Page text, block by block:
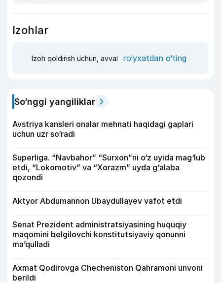
Izohlar
Izoh qoldirish uchun, avval ro‘yxatdan o‘ting
So‘nggi yangiliklar
Avstriya kansleri onalar mehnati haqidagi gaplari
uchun uzr so‘radi
Superliga. “Navbahor” “Surxon”ni o‘z uyida mag‘lub
etdi, “Lokomotiv” va “Xorazm” uyda g‘alaba
qozondi
Aktyor Abdu­mannon Ubaydullayev vafot etdi
Senat Prezident administratsiyasining huquqiy
maqomini belgilovchi konstitutsiyaviy qonunni
ma’qulladi
Axmat Qodirovga Checheniston Qahramoni unvoni
berildi